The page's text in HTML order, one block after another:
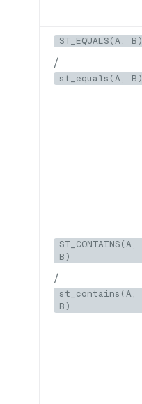
ST_EQUALS(A, B)
/
st_equals(A, B)
ST_CONTAINS(A,
B)
/
st_contains(A,
B)